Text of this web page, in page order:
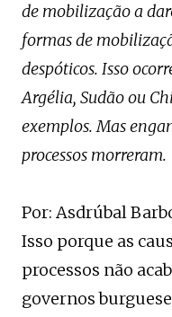
de mobilização a
formas de
despóticos. Isso
Argélia, Sudão ou
exemplos. Mas
processos morreram.
Por: Asdrúbal
Isso porque as
processos não
governos